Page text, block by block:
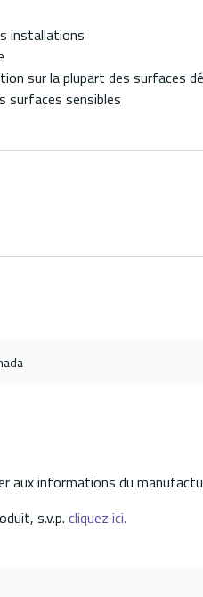
installations
sur la plupart des surfaces
surfaces sensibles
aux informations du
s.v.p. cliquez ici.